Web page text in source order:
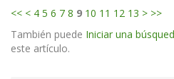
<< < 4 5 6 7 8 9 10 11 12 13 > >>
También puede Iniciar una
este artículo.